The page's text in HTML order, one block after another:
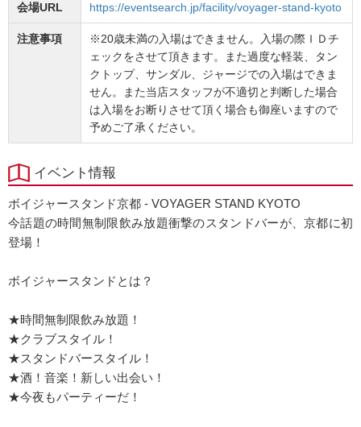
会場URL https://eventsearch.jp/facility/voyager-stand-kyoto
注意事項
※20歳未満の入場はできません。入場の際ＩＤチ
ェックをさせて頂きます。また過度な軽装、タン
クトップ、サンダル、ジャージでの入場はできま
せん。また当店スタッフが不適切と判断した場合
は入場をお断りさせて頂く場合も御座いますので
予めご了承ください。
イベント情報
ボイジャースタンド京都 - VOYAGER STAND KYOTO
今話題の時間無制限飲み放題衝撃のスタンドバーが、京都に初
登場！
ボイジャースタンドとは？
★時間無制限飲み放題！
★クラブスタイル！
★スタンドバースタイル！
★酒！音楽！新しい出会い！
★今夜もパーティーだ！